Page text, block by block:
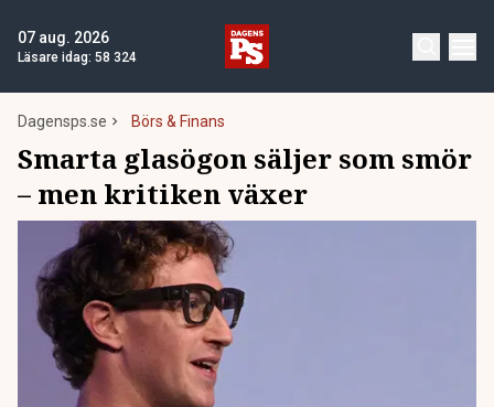
07 aug. 2026
Läsare idag: 58 324
Dagensps.se Börs & Finans
Smarta glasögon säljer som smör
– men kritiken växer